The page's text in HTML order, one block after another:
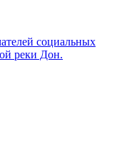
социальных
реки Дон.